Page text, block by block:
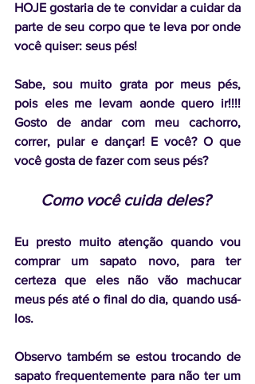
HOJE gostaria de te convidar a cuidar da
parte de seu corpo que te leva por onde
você quiser: seus pés!
Sabe, sou muito grata por meus pés,
pois eles me levam aonde quero ir!!!!
Gosto de andar com meu cachorro,
correr, pular e dançar! E você? O que
você gosta de fazer com seus pés?
Como você cuida deles?
Eu presto muito atenção quando vou
comprar um sapato novo, para ter
certeza que eles não vão machucar
meus pés até o final do dia, quando usá-
los.
Observo também se estou trocando de
sapato frequentemente para não ter um